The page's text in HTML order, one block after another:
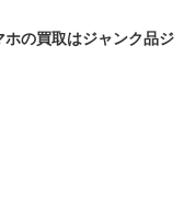
の買取はジャンク品ジ